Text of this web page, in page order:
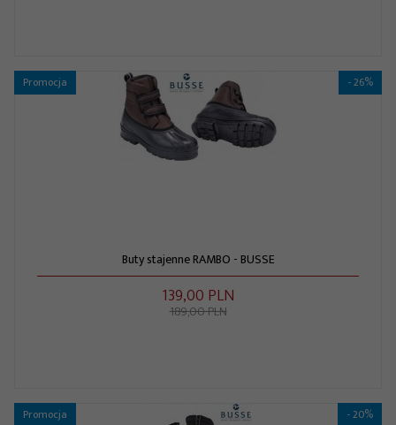
Promocja - 26%
Buty stajenne RAMBO - BUSSE
139,00 PLN
189,00 PLN
Promocja - 20%